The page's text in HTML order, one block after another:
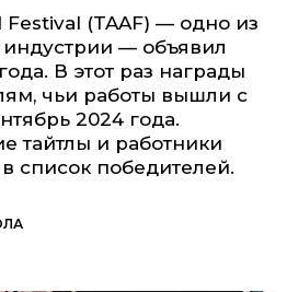
(TAAF) — одно из
— объявил
В этот раз награды
чьи работы вышли с
2024 года.
тайтлы и работники
список победителей.